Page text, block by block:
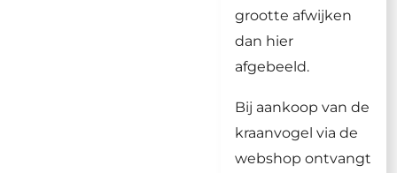
grootte afwijken
dan hier
afgebeeld.
Bij aankoop van de
kraanvogel via de
webshop ontvangt